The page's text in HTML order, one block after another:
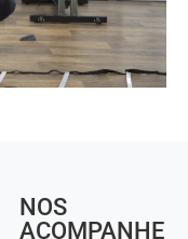
NOS
ACOMPANHE